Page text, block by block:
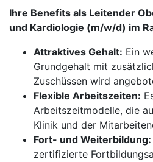
Ihre Benefits als Leitender
und Kardiologie (m/w/d) im
Attraktives Gehalt: Ein
Grundgehalt mit
Zuschüssen wird
Flexible Arbeitszeiten:
Arbeitszeitmodelle, die
Klinik und der
Fort- und Weiterbildung:
zertifizierte